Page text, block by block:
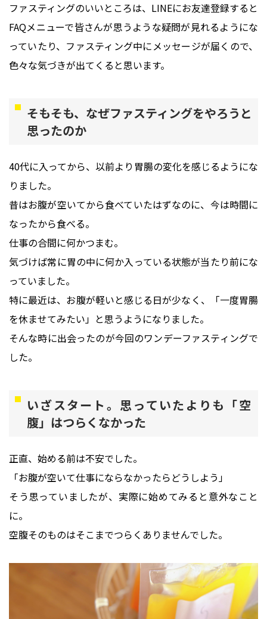
ファスティングのいいところは、LINEにお友達登録すると
FAQメニューで皆さんが思うような疑問が見れるようにな
っていたり、ファスティング中にメッセージが届くので、
色々な気づきが出てくると思います。
そもそも、なぜファスティングをやろうと
思ったのか
40代に入ってから、以前より胃腸の変化を感じるようにな
りました。
昔はお腹が空いてから食べていたはずなのに、今は時間に
なったから食べる。
仕事の合間に何かつまむ。
気づけば常に胃の中に何か入っている状態が当たり前にな
っていました。
特に最近は、お腹が軽いと感じる日が少なく、「一度胃腸
を休ませてみたい」と思うようになりました。
そんな時に出会ったのが今回のワンデーファスティングで
した。
いざスタート。思っていたよりも「空
腹」はつらくなかった
正直、始める前は不安でした。
「お腹が空いて仕事にならなかったらどうしよう」
そう思っていましたが、実際に始めてみると意外なこと
に。
空腹そのものはそこまでつらくありませんでした。